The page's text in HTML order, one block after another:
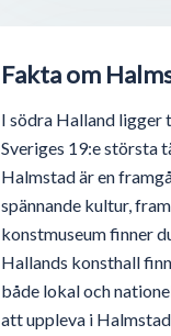
Fakta om
I södra Halland ligger
Sveriges 19:e största
Halmstad är en
spännande kultur,
konstmuseum finner
Hallands konsthall
både lokal och
att uppleva i